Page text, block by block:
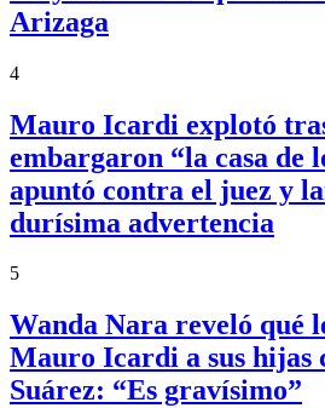
Arizaga
4
Mauro Icardi explotó
embargaron “la casa de
apuntó contra el juez y
durísima advertencia
5
Wanda Nara reveló qué
Mauro Icardi a sus hijas
Suárez: “Es gravísimo”